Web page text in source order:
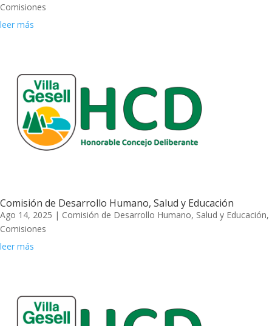
Comisiones
leer más
Comisión de Desarrollo Humano, Salud y Educación
Ago 14, 2025 | Comisión de Desarrollo Humano, Salud y Educación,
Comisiones
leer más